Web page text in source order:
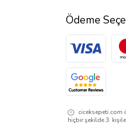
Ödeme
ciceksepeti.com
hiçbir şekilde 3.